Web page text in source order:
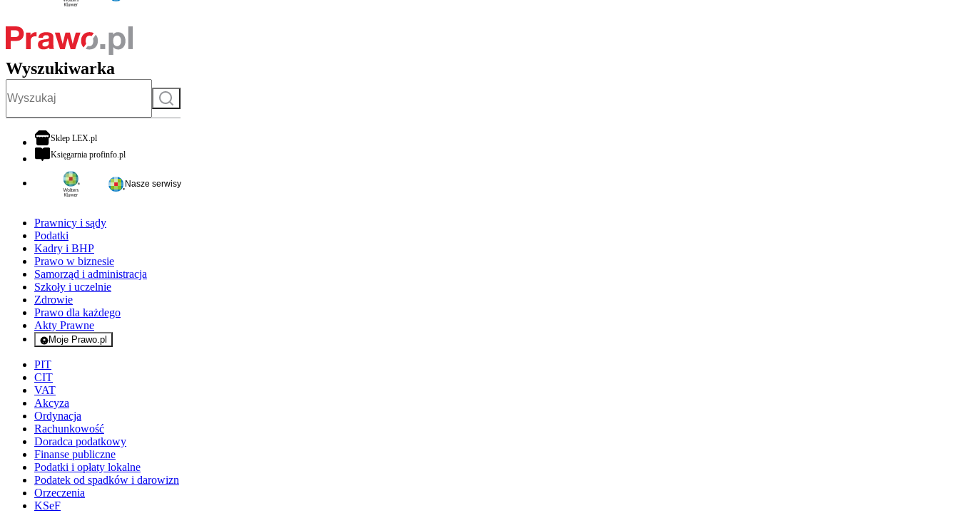
Wyszukiwarka
Szukaj
Sklep LEX.plotwiera się w nowej karcie
Księgarnia profinfo.plotwiera się w nowej karcie
Nasze serwisy
Prawnicy i sądy
Podatki
Kadry i BHP
Prawo w biznesie
Samorząd i administracja
Szkoły i uczelnie
Zdrowie
Prawo dla każdego
Akty Prawne
Moje Prawo.pl
- rejestracja i logowanie do serwisu
PIT
CIT
VAT
Akcyza
Ordynacja
Rachunkowość
Doradca podatkowy
Finanse publiczne
Podatki i opłaty lokalne
Podatek od spadków i darowizn
Orzeczenia
KSeF